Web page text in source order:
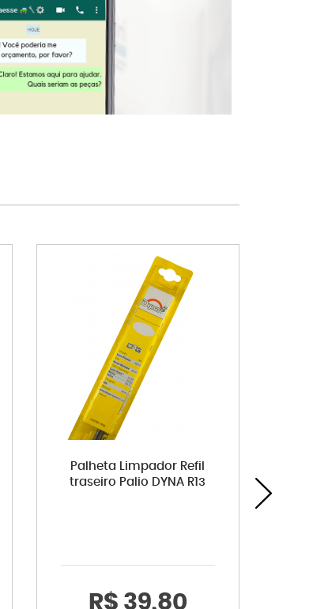
Palheta Limpador Refil
traseiro Palio DYNA R13
R$ 39,80